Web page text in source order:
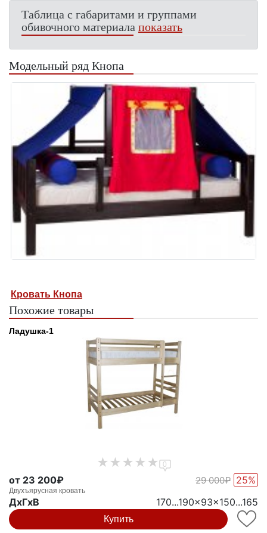
Таблица с габаритами и группами
обивочного материалапоказать
Модельный ряд Кнопа
Кровать Кнопа
Похожие товары
Ладушка-1
0
от 23 200₽ 29 000₽ 25%
Двухъярусная кровать
ДxГxВ 170...190x93x150...165
Купить